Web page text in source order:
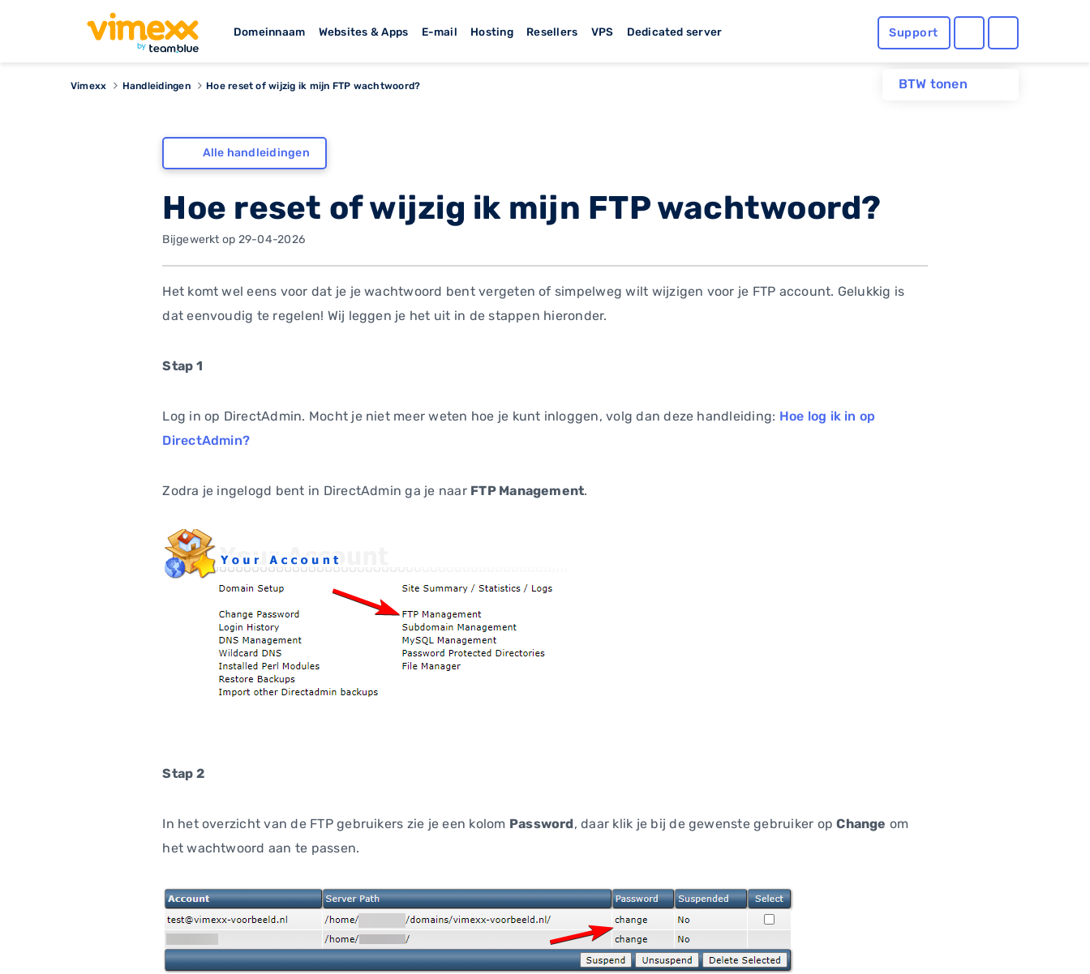
Domeinnaam Websites & Apps E-mail Hosting Resellers VPS Dedicated server Support
BTW tonen
Vimexx Handleidingen Hoe reset of wijzig ik mijn FTP wachtwoord?
Alle handleidingen
Hoe reset of wijzig ik mijn FTP wachtwoord?
Bijgewerkt op 29-04-2026
Het komt wel eens voor dat je je wachtwoord bent vergeten of simpelweg wilt wijzigen voor je FTP account. Gelukkig is
dat eenvoudig te regelen! Wij leggen je het uit in de stappen hieronder.
Stap 1
Log in op DirectAdmin. Mocht je niet meer weten hoe je kunt inloggen, volg dan deze handleiding: Hoe log ik in op
DirectAdmin?
Zodra je ingelogd bent in DirectAdmin ga je naar FTP Management.
Stap 2
In het overzicht van de FTP gebruikers zie je een kolom Password, daar klik je bij de gewenste gebruiker opChange om
het wachtwoord aan te passen.